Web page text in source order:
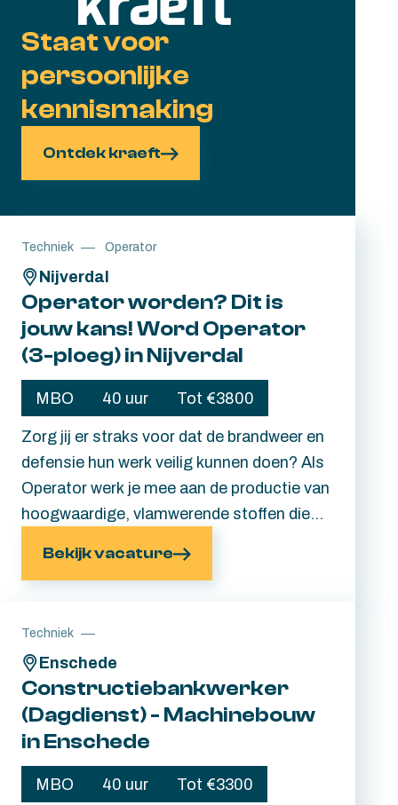
voor de rest. Tijdens een interne opleiding
van 4 maanden word je stap voor stap
klaargestoomd om zelfstandig als
Operator A of B aan de slag te gaan.
Staat voor
persoonlijke
kennismaking
Ontdek kraeft
Techniek Operator
Operator worden? Dit is
jouw kans! Word Operator
(3-ploeg) in Nijverdal
MBO
40 uur Tot €3800
Nijverdal
Zorg jij er straks voor dat de brandweer en
defensie hun werk veilig kunnen doen? Als
Operator werk je mee aan de productie van
hoogwaardige, vlamwerende stoffen die
voor onder andere de brandweer en
geen vereiste. Heb jij de motivatie om
jezelf te ontwikkelen? Dan zorgen wij voor
de juiste begeleiding én een interne
opleiding. Lees snel verder.
Bekijk vacature
Techniek
Constructiebankwerker
(Dagdienst) - Machinebouw
in Enschede
MBO
40 uur Tot €3300
Enschede